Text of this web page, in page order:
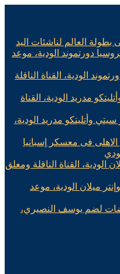
العالم لناشئات اليد
دورتموند الودية، موعد
الودية، القناة الناقلة
مدريد الودية، القناة
سيتي وأتليتكو مدريد الودية،
الاهلى فى معسكر إسبانيا
الودية، القناة الناقلة ومعلق
ميلان الودية، موعد
لضم يوسف النصيري،